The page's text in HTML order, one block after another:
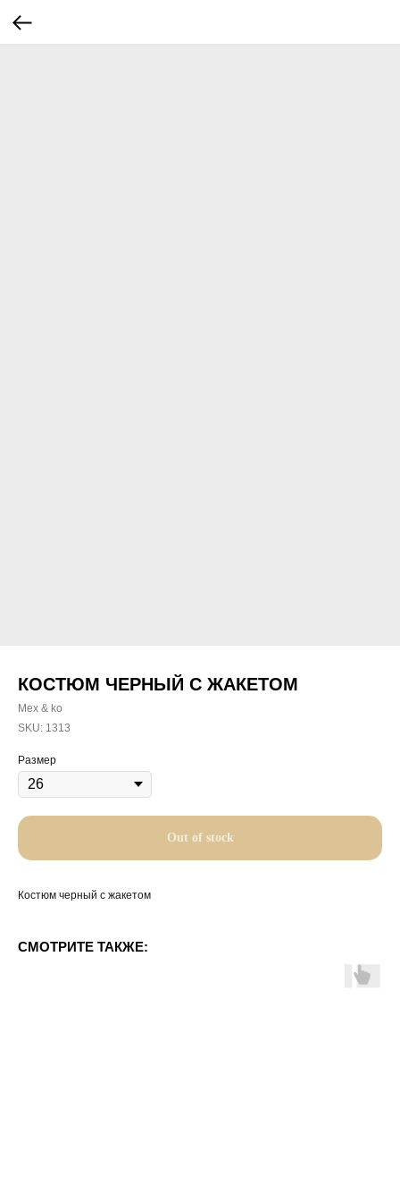
КОСТЮМ ЧЕРНЫЙ С ЖАКЕТОМ
Mex & ko
SKU: 1313
Размер
Out of stock
Костюм черный с жакетом
СМОТРИТЕ ТАКЖЕ: